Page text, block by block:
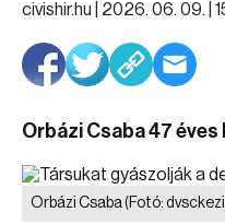
civishir.hu | 2026. 06. 09. |
Orbázi Csaba 47 éves
Orbázi Csaba(Fotó: